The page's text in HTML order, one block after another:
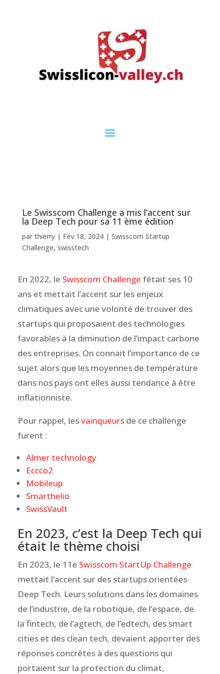
Le Swisscom Challenge a mis l’accent sur
la Deep Tech pour sa 11 ème édition
par thierry| Fév 18, 2024| Swisscom Startup
Challenge, swisstech
En 2022, le Swisscom Challenge fétait ses 10
ans et mettait l’accent sur les enjeux
climatiques avec une volonté de trouver des
startups qui proposaient des technologies
favorables à la diminution de l’impact carbone
des entreprises. On connait l’importance de ce
sujet alors que les moyennes de température
dans nos pays ont elles aussi tendance à être
inflationniste.
Pour rappel, lesvainqueurs de ce challenge
furent :
Almer technology
Eccco2
Mobileup
Smarthelio
SwissVault
En 2023, c’est la Deep Tech qui
était le thème choisi
En 2023, le 11e Swisscom StartUp Challenge
mettait l’accent sur des startups orientées
Deep Tech. Leurs solutions dans les domaines
de l’industrie, de la robotique, de l’espace, de
la fintech, de l’agtech, de l’edtech, des smart
cities et des clean tech, devaient apporter des
réponses concrêtes à des questions qui
portaient sur la protection du climat,